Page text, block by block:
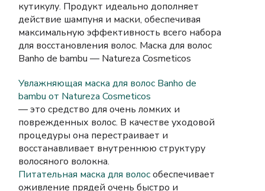
кутикулу. Продукт идеально дополняет
действие шампуня и маски, обеспечивая
максимальную эффективность всего набора
для восстановления волос. Маска для волос
Banho de bambu — Natureza Cosmeticos
Увлажняющая маска для волос Banho de
bambu от Natureza Cosmeticos
— это средство для очень ломких и
поврежденных волос. В качестве уходовой
процедуры она перестраивает и
восстанавливает внутреннюю структуру
волосяного волокна.
Питательная маска для волособеспечивает
оживление прядей очень быстро и